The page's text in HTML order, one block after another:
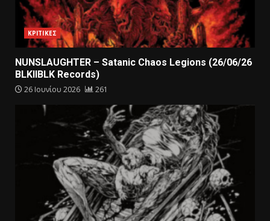
ΚΡΙΤΙΚΕΣ
NUNSLAUGHTER – Satanic Chaos Legions (26/06/26
BLKIIBLK Records)
26 Ιουνίου 2026 261